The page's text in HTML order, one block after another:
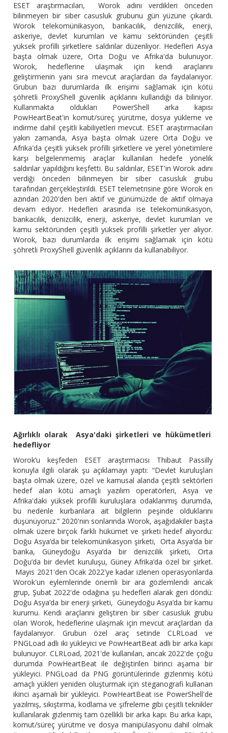
ESET araştırmacıları, Worok adını verdikleri önceden
bilinmeyen bir siber casusluk grubunu gün yüzüne çıkardı.
Worok telekomünikasyon, bankacılık, denizcilik, enerji,
askeriye, devlet kurumları ve kamu sektöründen çeşitli
yüksek profilli şirketlere saldırılar düzenliyor. Hedefleri Asya
başta olmak üzere, Orta Doğu ve Afrika'da bulunuyor.
Worok, hedeflerine ulaşmak için kendi araçlarını
geliştirmenin yanı sıra mevcut araçlardan da faydalanıyor.
Grubun bazı durumlarda ilk erişimi sağlamak için kötü
şöhretli ProxyShell güvenlik açıklarını kullandığı da biliniyor.
Kullanmakta oldukları PowerShell arka kapısı
PowHeartBeat'in komut/süreç yürütme, dosya yükleme ve
indirme dahil çeşitli kabiliyetleri mevcut. ESET araştırmacıları
yakın zamanda, Asya başta olmak üzere Orta Doğu ve
Afrika'da çeşitli yüksek profilli şirketlere ve yerel yönetimlere
karşı belgelenmemiş araçlar kullanılan hedefe yönelik
saldırılar yapıldığını keşfetti. Bu saldırılar, ESET'in Worok adını
verdiği önceden bilinmeyen bir siber casusluk grubu
tarafından gerçekleştirildi. ESET telemetrisine göre Worok en
azından 2020'den beri aktif ve günümüzde de aktif olmaya
devam ediyor. Hedefleri arasında ise telekomünikasyon,
bankacılık, denizcilik, enerji, askeriye, devlet kurumları ve
kamu sektöründen çeşitli yüksek profilli şirketler yer alıyor.
Worok, bazı durumlarda ilk erişimi sağlamak için kötü
şöhretli ProxyShell güvenlik açıklarını da kullanabiliyor.
Ağırlıklı olarak Asya'daki şirketleri ve hükümetleri
hedefliyor
Worok’u keşfeden ESET araştırmacısı Thibaut Passilly
konuyla ilgili olarak şu açıklamayı yaptı: “Devlet kuruluşları
başta olmak üzere, özel ve kamusal alanda çeşitli sektörleri
hedef alan kötü amaçlı yazılım operatörleri, Asya ve
Afrika'daki yüksek profilli kuruluşlara odaklanmış durumda,
bu nedenle kurbanlara ait bilgilerin peşinde olduklarını
düşünüyoruz.” 2020'nin sonlarında Worok, aşağıdakiler başta
olmak üzere birçok farklı hükümet ve şirketi hedef alıyordu:
Doğu Asya’da bir telekomünikasyon şirketi, Orta Asya’da bir
banka, Güneydoğu Asya’da bir denizcilik şirketi, Orta
Doğu’da bir devlet kuruluşu, Güney Afrika’da özel bir şirket.
Mayıs 2021'den Ocak 2022'ye kadar izlenen operasyonlarda
Worok'un eylemlerinde önemli bir ara gözlemlendi ancak
grup, Şubat 2022'de odağına şu hedefleri alarak geri döndü:
Doğu Asya’da bir enerji şirketi, Güneydoğu Asya’da bir kamu
kurumu. Kendi araçlarını geliştiren bir siber casusluk grubu
olan Worok, hedeflerine ulaşmak için mevcut araçlardan da
faydalanıyor. Grubun özel araç setinde CLRLoad ve
PNGLoad adlı iki yükleyici ve PowHeartBeat adlı bir arka kapı
bulunuyor. CLRLoad, 2021'de kullanılan, ancak 2022'de çoğu
durumda PowHeartBeat ile değiştirilen birinci aşama bir
yükleyici. PNGLoad da PNG görüntülerinde gizlenmiş kötü
amaçlı yükleri yeniden oluşturmak için steganografi kullanan
ikinci aşamalı bir yükleyici. PowHeartBeat ise PowerShell'de
yazılmış, sıkıştırma, kodlama ve şifreleme gibi çeşitli teknikler
kullanılarak gizlenmiş tam özellikli bir arka kapı. Bu arka kapı,
komut/süreç yürütme ve dosya manipülasyonu dahil olmak